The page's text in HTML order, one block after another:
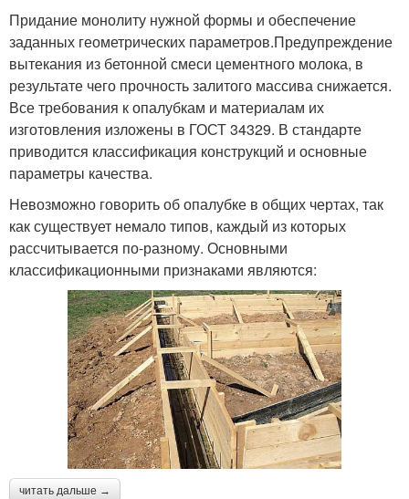
Придание монолиту нужной формы и обеспечение
заданных геометрических параметров.Предупреждение
вытекания из бетонной смеси цементного молока, в
результате чего прочность залитого массива снижается.
Все требования к опалубкам и материалам их
изготовления изложены в ГОСТ 34329. В стандарте
приводится классификация конструкций и основные
параметры качества.
Невозможно говорить об опалубке в общих чертах, так
как существует немало типов, каждый из которых
рассчитывается по-разному. Основными
классификационными признаками являются:
читать дальше →